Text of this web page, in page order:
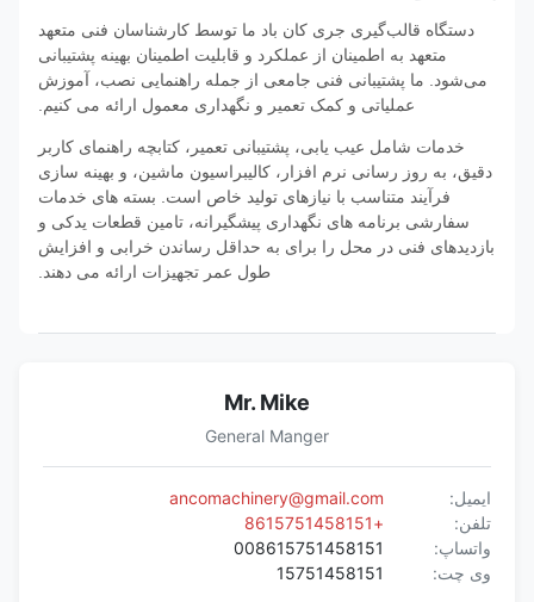
دستگاه قالب‌گیری جری کان باد ما توسط کارشناسان فنی متعهد
متعهد به اطمینان از عملکرد و قابلیت اطمینان بهینه پشتیبانی
می‌شود. ما پشتیبانی فنی جامعی از جمله راهنمایی نصب، آموزش
عملیاتی و کمک تعمیر و نگهداری معمول ارائه می کنیم.
خدمات شامل عیب یابی، پشتیبانی تعمیر، کتابچه راهنمای کاربر
دقیق، به روز رسانی نرم افزار، کالیبراسیون ماشین، و بهینه سازی
فرآیند متناسب با نیازهای تولید خاص است. بسته های خدمات
سفارشی برنامه های نگهداری پیشگیرانه، تامین قطعات یدکی و
بازدیدهای فنی در محل را برای به حداقل رساندن خرابی و افزایش
طول عمر تجهیزات ارائه می دهند.
Mr. Mike
General Manger
ایمیل:
ancomachinery@gmail.com
واتساپ:
008615751458151
وی چت:
15751458151